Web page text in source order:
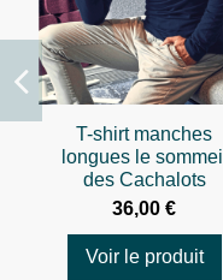
T-shirt manches
longues le sommeil
des Cachalots
36,00 €
Voir le produit